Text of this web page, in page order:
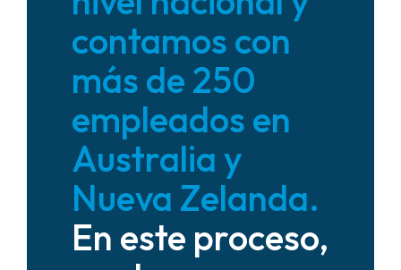
contamos con
más de 250
empleados en
Australia y
Nueva Zelanda.
En este proceso,